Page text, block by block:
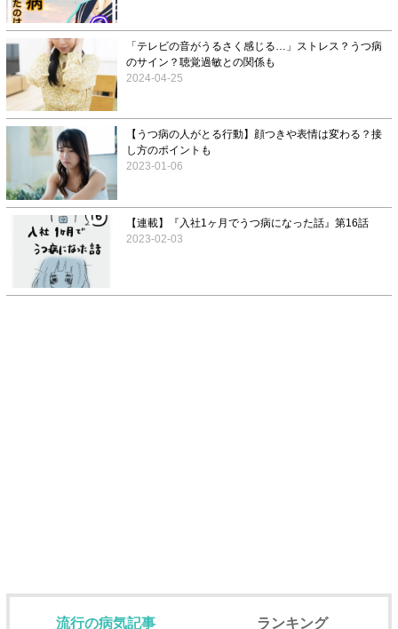
「テレビの音がうるさく感じる…」ストレス？うつ病
のサイン？聴覚過敏との関係も
2024-04-25
【うつ病の人がとる行動】顔つきや表情は変わる？接
し方のポイントも
2023-01-06
【連載】『入社1ヶ月でうつ病になった話』第16話
2023-02-03
流行の病気記事 ランキング